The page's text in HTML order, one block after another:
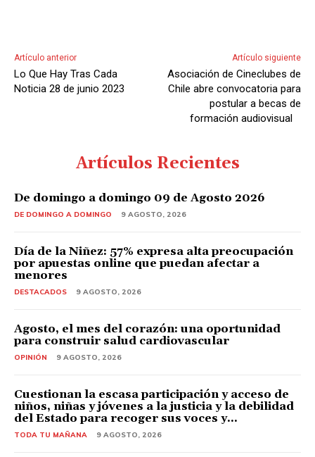
Artículo anterior
Lo Que Hay Tras Cada
Noticia 28 de junio 2023
Artículo siguiente
Asociación de Cineclubes de
Chile abre convocatoria para
postular a becas de
formación audiovisual
Artículos Recientes
De domingo a domingo 09 de Agosto 2026
DE DOMINGO A DOMINGO 9 AGOSTO, 2026
Día de la Niñez: 57% expresa alta preocupación
por apuestas online que puedan afectar a
menores
DESTACADOS 9 AGOSTO, 2026
Agosto, el mes del corazón: una oportunidad
para construir salud cardiovascular
OPINIÓN 9 AGOSTO, 2026
Cuestionan la escasa participación y acceso de
niños, niñas y jóvenes a la justicia y la debilidad
del Estado para recoger sus voces y...
TODA TU MAÑANA 9 AGOSTO, 2026